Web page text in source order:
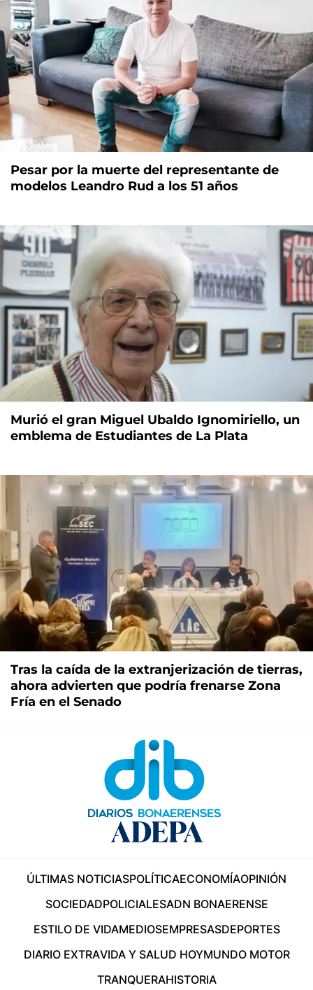
Pesar por la muerte del representante de
modelos Leandro Rud a los 51 años
Murió el gran Miguel Ubaldo Ignomiriello, un
emblema de Estudiantes de La Plata
Tras la caída de la extranjerización de tierras,
ahora advierten que podría frenarse Zona
Fría en el Senado
ÚLTIMAS NOTICIASPOLÍTICAECONOMÍAOPINIÓN
SOCIEDADPOLICIALESADN BONAERENSE
ESTILO DE VIDAMEDIOSEMPRESASDEPORTES
DIARIO EXTRAVIDA Y SALUD HOYMUNDO MOTOR
TRANQUERAHISTORIA